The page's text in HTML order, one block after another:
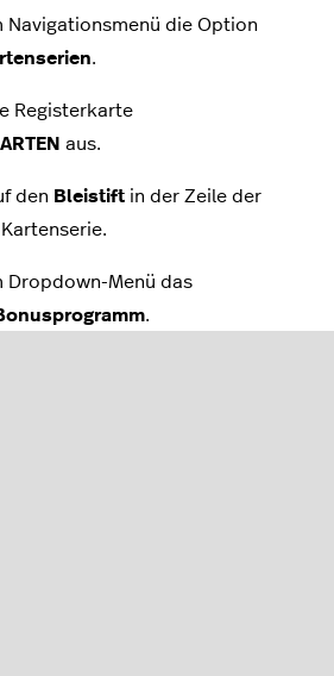
Navigationsmenü die Option
.
Registerkarte
aus.
den Bleistift in der Zeile der
Dropdown-Menü das
.